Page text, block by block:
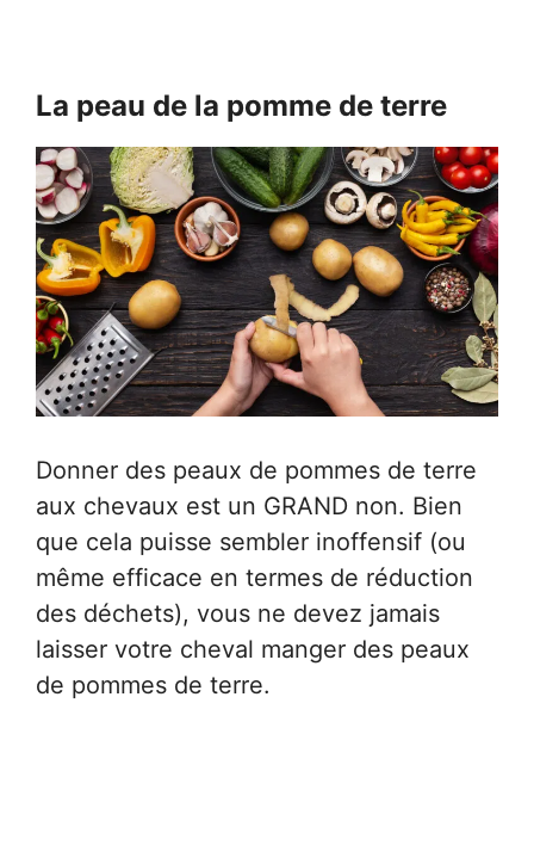
La peau de la pomme de terre
Donner des peaux de pommes de terre
aux chevaux est un GRAND non. Bien
que cela puisse sembler inoffensif (ou
même efficace en termes de réduction
des déchets), vous ne devez jamais
laisser votre cheval manger des peaux
de pommes de terre.